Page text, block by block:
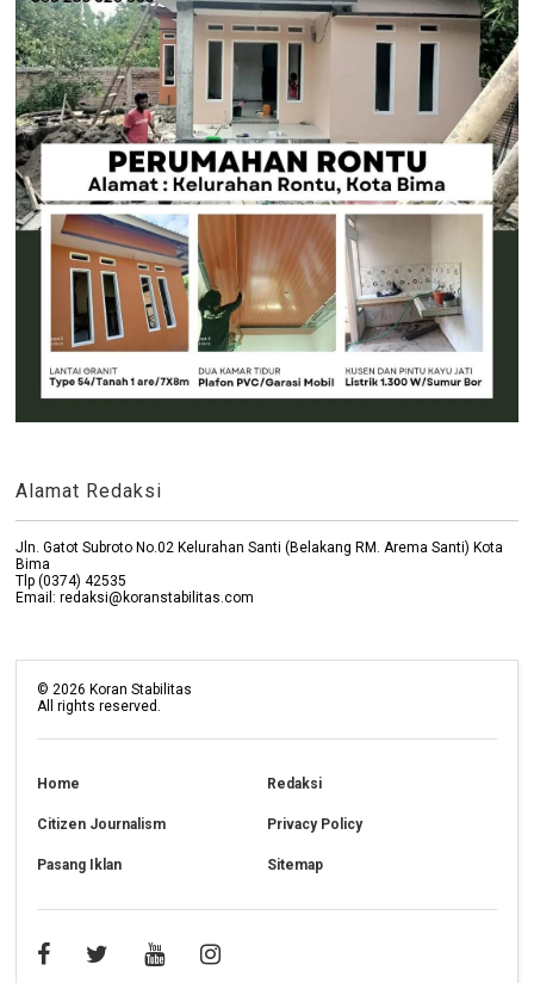
Alamat Redaksi
Jln. Gatot Subroto No.02 Kelurahan Santi (Belakang RM. Arema Santi) Kota
Bima
Tlp (0374) 42535
Email: redaksi@koranstabilitas.com
©2026 Koran Stabilitas
All rights reserved.
Home Redaksi
Citizen Journalism Privacy Policy
Pasang Iklan Sitemap